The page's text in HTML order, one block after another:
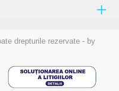
drepturile rezervate - by